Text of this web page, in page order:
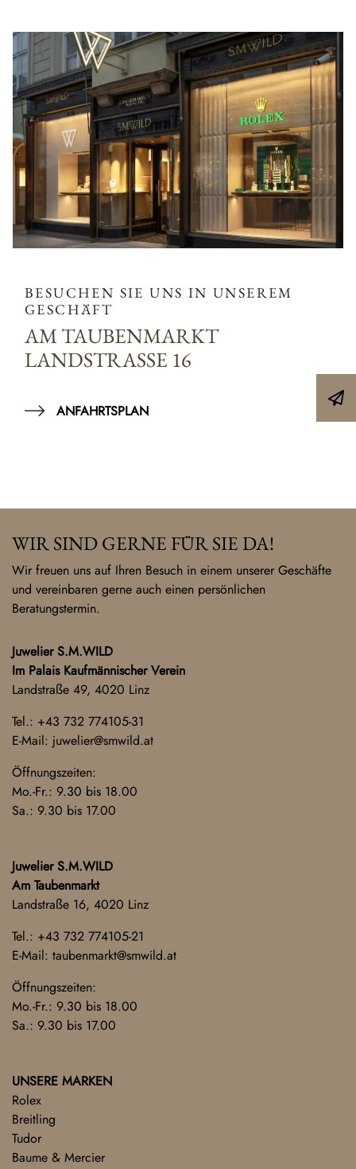
BESUCHEN SIE UNS IN UNSEREM
GESCHÄFT
AM TAUBENMARKT
LANDSTRASSE 16
ANFAHRTSPLAN
WIR SIND GERNE FÜR SIE DA!
Wir freuen uns auf Ihren Besuch in einem unserer Geschäfte
und vereinbaren gerne auch einen persönlichen
Beratungstermin.
Juwelier S.M.WILD
Im Palais Kaufmännischer Verein
Landstraße 49, 4020 Linz
Tel.: +43 732 774105-31
E-Mail: juwelier@smwild.at
Öffnungszeiten:
Mo.-Fr.: 9.30 bis 18.00
Sa.: 9.30 bis 17.00
Juwelier S.M.WILD
Am Taubenmarkt
Landstraße 16, 4020 Linz
Tel.: +43 732 774105-21
E-Mail: taubenmarkt@smwild.at
Öffnungszeiten:
Mo.-Fr.: 9.30 bis 18.00
Sa.: 9.30 bis 17.00
UNSERE MARKEN
Rolex
Breitling
Tudor
Baume & Mercier